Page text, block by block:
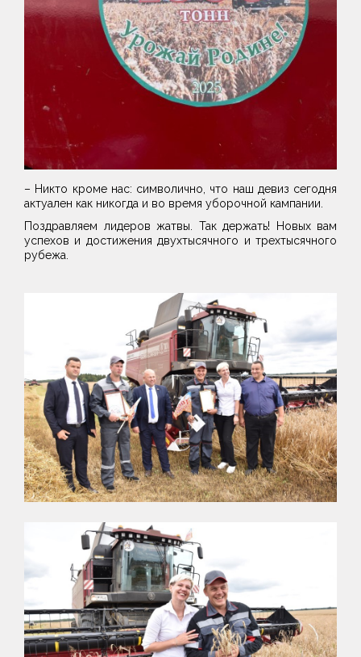
– Никто кроме нас: символично, что наш девиз сегодня
актуален как никогда и во время уборочной кампании.
Поздравляем лидеров жатвы. Так держать! Новых вам
успехов и достижения двухтысячного и трехтысячного
рубежа.